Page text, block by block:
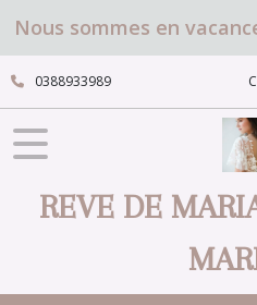
Nous sommes en
0388933989
REVE DE